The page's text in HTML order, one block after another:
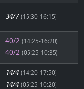
34/7 (15:30-16:15)
40/2 (14:25-16:20)
40/2 (05:25-10:35)
14/4 (14:20-17:50)
14/4 (05:25-10:20)